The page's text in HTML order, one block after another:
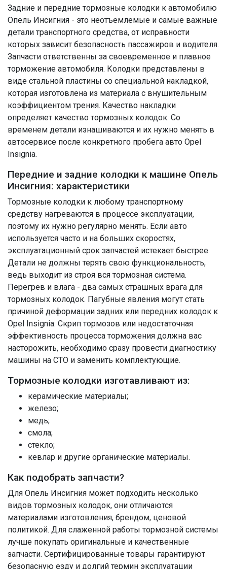
Задние и передние тормозные колодки к автомобилю
Опель Инсигния - это неотъемлемые и самые важные
детали транспортного средства, от исправности
которых зависит безопасность пассажиров и водителя.
Запчасти ответственны за своевременное и плавное
торможение автомобиля. Колодки представлены в
виде стальной пластины со специальной накладкой,
которая изготовлена из материала с внушительным
коэффициентом трения. Качество накладки
определяет качество тормозных колодок. Со
временем детали изнашиваются и их нужно менять в
автосервисе после конкретного пробега авто Opel
Insignia.
Передние и задние колодки к машине Опель
Инсигния: характеристики
Тормозные колодки к любому транспортному
средству нагреваются в процессе эксплуатации,
поэтому их нужно регулярно менять. Если авто
используется часто и на больших скоростях,
эксплуатационный срок запчастей истекает быстрее.
Детали не должны терять свою функциональность,
ведь выходит из строя вся тормозная система.
Перегрев и влага - два самых страшных врага для
тормозных колодок. Пагубные явления могут стать
причиной деформации задних или передних колодок к
Opel Insignia. Скрип тормозов или недостаточная
эффективность процесса торможения должна вас
насторожить, необходимо сразу провести диагностику
машины на СТО и заменить комплектующие.
Тормозные колодки изготавливают из:
керамические материалы;
железо;
медь;
смола;
стекло;
кевлар и другие органические материалы.
Как подобрать запчасти?
Для Опель Инсигния может подходить несколько
видов тормозных колодок, они отличаются
материалами изготовления, брендом, ценовой
политикой. Для слаженной работы тормозной системы
лучше покупать оригинальные и качественные
запчасти. Сертифицированные товары гарантируют
безопасную езду и долгий термин эксплуатации